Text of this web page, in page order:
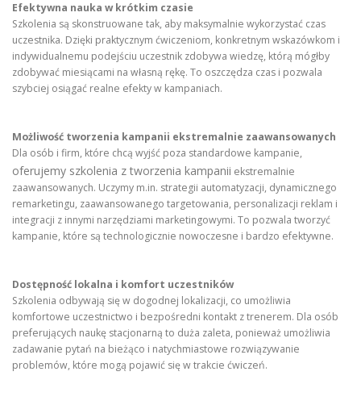
Efektywna nauka w krótkim czasie
Szkolenia są skonstruowane tak, aby maksymalnie wykorzystać czas
uczestnika. Dzięki praktycznym ćwiczeniom, konkretnym wskazówkom i
indywidualnemu podejściu uczestnik zdobywa wiedzę, którą mógłby
zdobywać miesiącami na własną rękę. To oszczędza czas i pozwala
szybciej osiągać realne efekty w kampaniach.
Możliwość tworzenia kampanii ekstremalnie zaawansowanych
Dla osób i firm, które chcą wyjść poza standardowe kampanie,
oferujemy szkolenia z tworzenia kampanii ekstremalnie
zaawansowanych. Uczymy m.in. strategii automatyzacji, dynamicznego
remarketingu, zaawansowanego targetowania, personalizacji reklam i
integracji z innymi narzędziami marketingowymi. To pozwala tworzyć
kampanie, które są technologicznie nowoczesne i bardzo efektywne.
Dostępność lokalna i komfort uczestników
Szkolenia odbywają się w dogodnej lokalizacji, co umożliwia
komfortowe uczestnictwo i bezpośredni kontakt z trenerem. Dla osób
preferujących naukę stacjonarną to duża zaleta, ponieważ umożliwia
zadawanie pytań na bieżąco i natychmiastowe rozwiązywanie
problemów, które mogą pojawić się w trakcie ćwiczeń.